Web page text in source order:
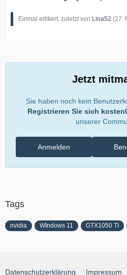
Einmal editiert, zuletzt von Lina52 (27.
Jetzt
Sie haben noch kein
Registrieren Sie sich
unserer
Anmelden
Tags
nvidia WIndows 11 GTX1050 TI
Datenschutzerklärung Impressum